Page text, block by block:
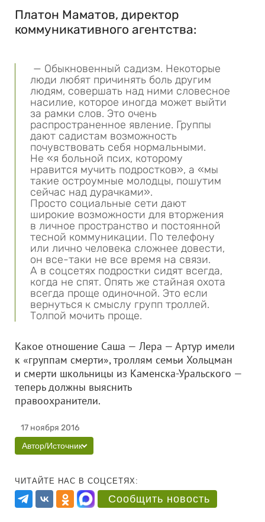
Платон Маматов, директор
коммуникативного агентства:
— Обыкновенный садизм. Некоторые
люди любят причинять боль другим
людям, совершать над ними словесное
насилие, которое иногда может выйти
за рамки слов. Это очень
распространенное явление. Группы
дают садистам возможность
почувствовать себя нормальными.
Не «я больной псих, которому
нравится мучить подростков», а «мы
такие остроумные молодцы, пошутим
сейчас над дурачками».
Просто социальные сети дают
широкие возможности для вторжения
в личное пространство и постоянной
тесной коммуникации. По телефону
или лично человека сложнее довести,
он все-таки не все время на связи.
А в соцсетях подростки сидят всегда,
когда не спят. Опять же стайная охота
всегда проще одиночной. Это если
вернуться к смыслу групп троллей.
Толпой мочить проще.
Какое отношение Саша — Лера — Артур имели
к «группам смерти», троллям семьи Хольцман
и смерти школьницы из Каменска-Уральского —
теперь должны выяснить
правоохранители.
17 ноября 2016
Автор/Источник
ЧИТАЙТЕ НАС В СОЦСЕТЯХ:
Сообщить новость